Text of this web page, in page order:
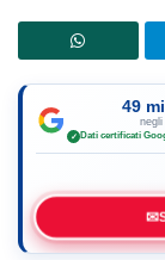
49
negli
✓ Dati certificati
✉